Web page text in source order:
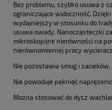
Bez problemu, szybko usuwa z
ograniczające widoczność.
wydajniejszy w stosunku do
usuwa owady. Nanocząsteczki
mikroskopijne nierówności na
nierównomiernej pracy
Nie pozostawia smug i zacieków.
Nie powoduje pęknięć
Można stosować do dysz